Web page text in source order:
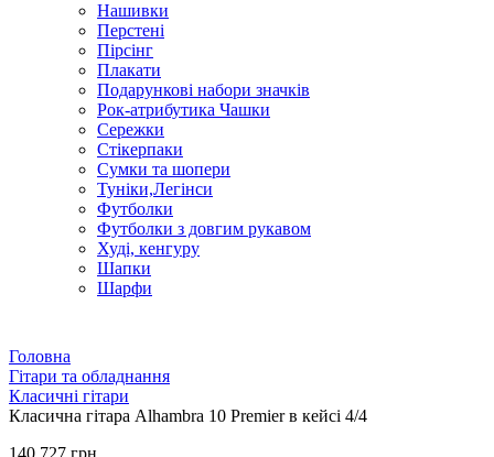
Нашивки
Перстені
Пірсінг
Плакати
Подарункові набори значків
Рок-атрибутика Чашки
Сережки
Стікерпаки
Сумки та шопери
Туніки,Легінси
Футболки
Футболки з довгим рукавом
Худі, кенгуру
Шапки
Шарфи
Головна
Гітари та обладнання
Класичні гітари
Класична гітара Alhambra 10 Premier в кейсі 4/4
140 727 грн